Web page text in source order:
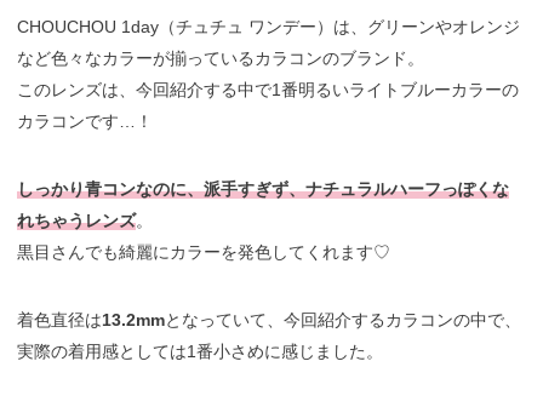
CHOUCHOU 1day（チュチュ ワンデー）は、グリーンやオレンジ
など色々なカラーが揃っているカラコンのブランド。
このレンズは、今回紹介する中で1番明るいライトブルーカラーの
カラコンです…！
しっかり青コンなのに、派手すぎず、ナチュラルハーフっぽくな
れちゃうレンズ。
黒目さんでも綺麗にカラーを発色してくれます♡
着色直径は13.2mmとなっていて、今回紹介するカラコンの中で、
実際の着用感としては1番小さめに感じました。